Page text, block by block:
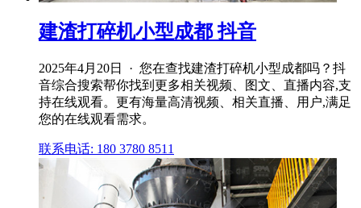
建渣打碎机小型成都 抖音
2025年4月20日 · 您在查找建渣打碎机小型成都吗？抖
音综合搜索帮你找到更多相关视频、图文、直播内容,支
持在线观看。更有海量高清视频、相关直播、用户,满足
您的在线观看需求。
联系电话: 180 3780 8511